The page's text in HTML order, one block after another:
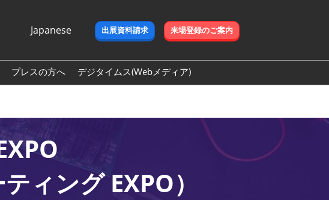
Japanese
English
出展資料請求 来場登録のご案内
シ
ン
プレスの方へ デジタイムス(Webメディア)
ィング EXPO）